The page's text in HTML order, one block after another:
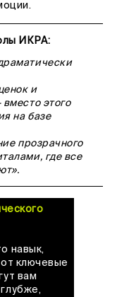
ИКРА:
и
этого
на базе
прозрачного
где все
навык,
ключевые
вам